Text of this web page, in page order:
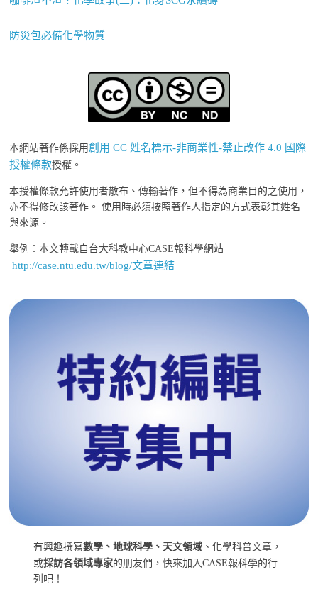
防災包必備化學物質
本網站著作係採用創用 CC 姓名標示-非商業性-禁止改作 4.0 國際
授權條款授權。
本授權條款允許使用者散布、傳輸著作，但不得為商業目的之使用，
亦不得修改該著作。 使用時必須按照著作人指定的方式表彰其姓名
與來源。
舉例：本文轉載自台大科教中心CASE報科學網站
http://case.ntu.edu.tw/blog/文章連結
有興趣撰寫數學、地球科學、天文領域 、化學科普文章，
或採訪各領域專家的朋友們，快來加入CASE報科學的行
列吧！